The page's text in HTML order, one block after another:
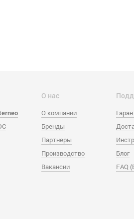
О нас
О компании
Бренды
Партнеры
Производство
Вакансии
Блог
FAQ